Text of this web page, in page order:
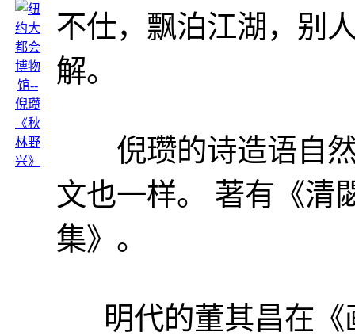
不仕，飘泊江湖，别
解。
倪瓒的诗造语自然
文也一样。 著有《清
集》。
明代的董其昌在《